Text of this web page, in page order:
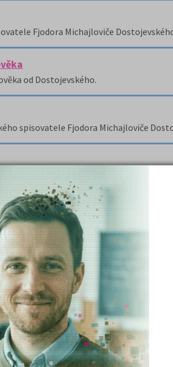
Fjodora Michajloviče
od Dostojevského.
spisovatele Fjodora Michajloviče
s obsahem Koránu.
s obsahem Mahábháraty.
romantismu, jehož autorem je
prozaika Nikolaje Vasilijeviče Gogola.